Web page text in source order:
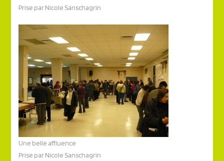
Prise par Nicole Sanschagrin
Une belle affluence
Prise par Nicole Sanschagrin